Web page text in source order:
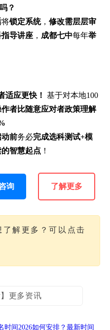
？
将锁定系统， 修改需层层审
导讲座 ， 成都七中每年举
适应更快！ 基于对本地100
者比随意应对者政策理解
前务必完成选科测试+模
智慧起点 ！
询 了解更多
解更多？可以点击
更多资讯
时间2026如何安排？最新时间